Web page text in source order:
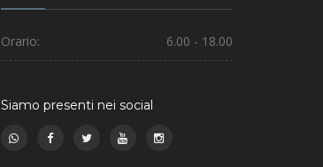
Orario: 6.00 - 18.00
Siamo presenti nei social